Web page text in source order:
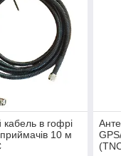
в гофрі
10 м